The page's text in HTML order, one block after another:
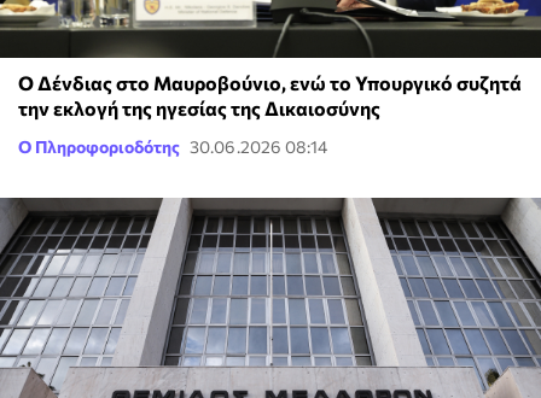
Ο Δένδιας στο Μαυροβούνιο, ενώ το Υπουργικό συζητά
την εκλογή της ηγεσίας της Δικαιοσύνης
Ο Πληροφοριοδότης 30.06.2026 08:14